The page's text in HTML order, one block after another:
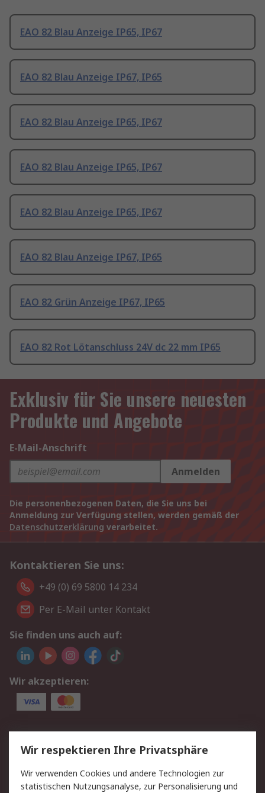
EAO 82 Blau Anzeige IP65, IP67
EAO 82 Blau Anzeige IP67, IP65
EAO 82 Blau Anzeige IP65, IP67
EAO 82 Blau Anzeige IP65, IP67
EAO 82 Blau Anzeige IP65, IP67
EAO 82 Blau Anzeige IP67, IP65
EAO 82 Grün Anzeige IP67, IP65
EAO 82 Rot Lötanschluss 24V dc 22 mm IP65
Exklusiv für Sie unsere neuesten
Produkte und Angebote
E-Mail-Anschrift
Anmelden
Die personenbezogenen Daten, die Sie uns bei
Anmeldung zur Verfügung stellen, werden gemäß der
Datenschutzerklärung verarbeitet.
Kontaktieren Sie uns:
+49 (0) 69 5800 14 234
Per E-Mail unter Kontakt
Sie finden uns auch auf:
Wir akzeptieren:
Service
Value Added Services
Lieferlösungen
Rücksendungen
Kontakt
Wir respektieren Ihre Privatsphäre
Wir verwenden Cookies und andere Technologien zur
statistischen Nutzungsanalyse, zur Personalisierung und